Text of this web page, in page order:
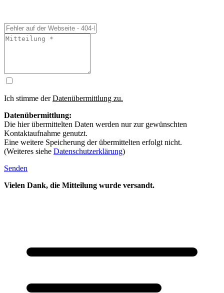
Ich stimme derDatenübermittlung zu.
Datenübermittlung:
Die hier übermittelten Daten werden nur zur gewünschten
Kontaktaufnahme genutzt.
Eine weitere Speicherung der übermittelten erfolgt nicht.
(Weiteres siehe Datenschutzerklärung)
Senden
Vielen Dank, die Mitteilung wurde versandt.